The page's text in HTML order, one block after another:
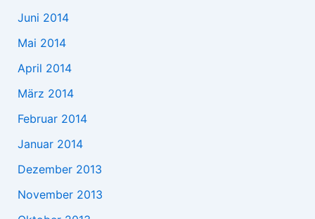
Juni 2014
Mai 2014
April 2014
März 2014
Februar 2014
Januar 2014
Dezember 2013
November 2013